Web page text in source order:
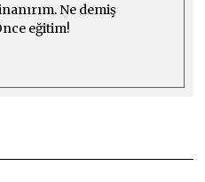
Ne demiş
eğitim!